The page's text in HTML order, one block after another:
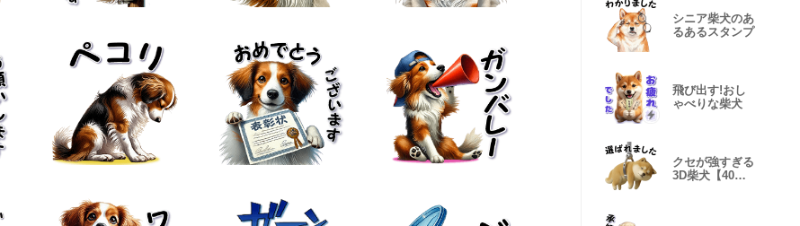
シニア柴犬のあ
るあるスタンプ
飛び出す!おし
ゃべりな柴犬
クセが強すぎる
3D柴犬【40